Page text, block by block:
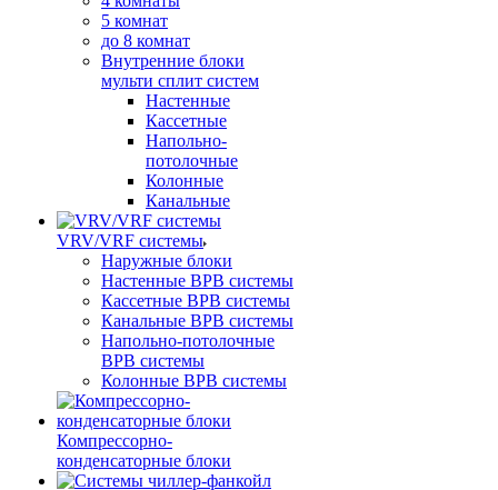
5 комнат
до 8 комнат
Внутренние блоки
мульти сплит систем
Настенные
Кассетные
Напольно-
потолочные
Колонные
Канальные
VRV/VRF системы
Наружные блоки
Настенные ВРВ системы
Кассетные ВРВ системы
Канальные ВРВ системы
Напольно-потолочные
ВРВ системы
Колонные ВРВ системы
Компрессорно-
конденсаторные блоки